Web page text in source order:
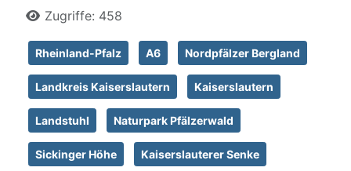
Zugriffe: 458
Rheinland-Pfalz A6 Nordpfälzer Bergland
Landkreis Kaiserslautern Kaiserslautern
Landstuhl Naturpark Pfälzerwald
Sickinger Höhe Kaiserslauterer Senke